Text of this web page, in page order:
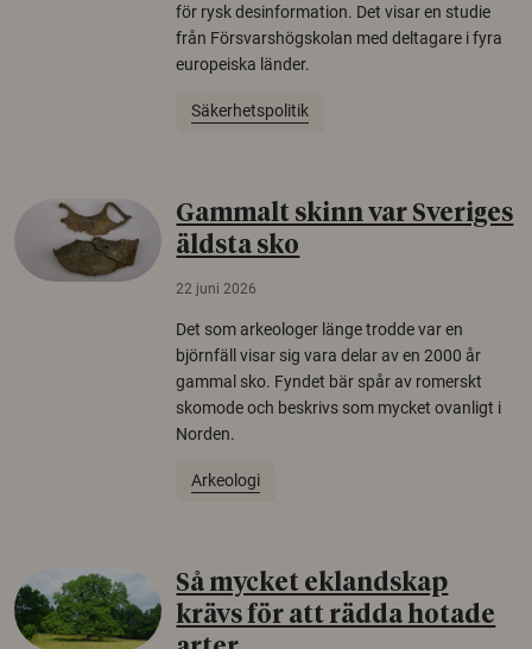
för rysk desinformation. Det visar en studie
från Försvarshögskolan med deltagare i fyra
europeiska länder.
Säkerhetspolitik
Gammalt skinn var Sveriges
äldsta sko
22 juni 2026
Det som arkeologer länge trodde var en
björnfäll visar sig vara delar av en 2000 år
gammal sko. Fyndet bär spår av romerskt
skomode och beskrivs som mycket ovanligt i
Norden.
Arkeologi
Så mycket eklandskap
krävs för att rädda hotade